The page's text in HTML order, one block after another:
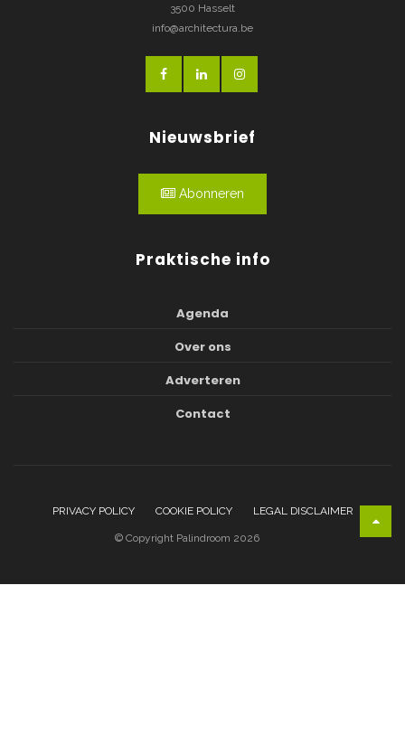
3500 Hasselt
info@architectura.be
Nieuwsbrief
Abonneren
Praktische info
Agenda
Over ons
Adverteren
Contact
PRIVACY POLICY COOKIE POLICY LEGAL DISCLAIMER
© Copyright Palindroom 2026